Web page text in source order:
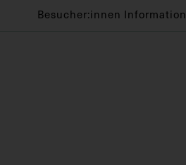
Besucher:innen Information